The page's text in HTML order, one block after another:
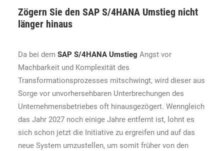
Zögern Sie den SAP S/4HANA Umstieg nicht
länger hinaus
Da bei dem SAP S/4HANA Umstieg Angst vor
Machbarkeit und Komplexität des
Transformationsprozesses mitschwingt, wird dieser aus
Sorge vor unvorhersehbaren Unterbrechungen des
Unternehmensbetriebes oft hinausgezögert. Wenngleich
das Jahr 2027 noch einige Jahre entfernt ist, lohnt es
sich schon jetzt die Initiative zu ergreifen und auf das
neue System umzustellen, um somit früher von den